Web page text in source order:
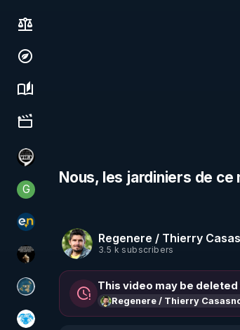
Society, justice & freedoms
Economy, environment & technology
Science, history & spirituality
Culture, media & entertainment
Notre Réalité Est Falsifiée Et Fausse
G Generousbear
essentiel.news
Infos et vérité
Réinformation sur le monde
A.D.N.M
Nous, les jardiniers de
Regenere / Thierry
3.5 k subscribers
This video may be deleted
Regenere / Thierry